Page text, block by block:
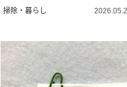
掃除・暮らし